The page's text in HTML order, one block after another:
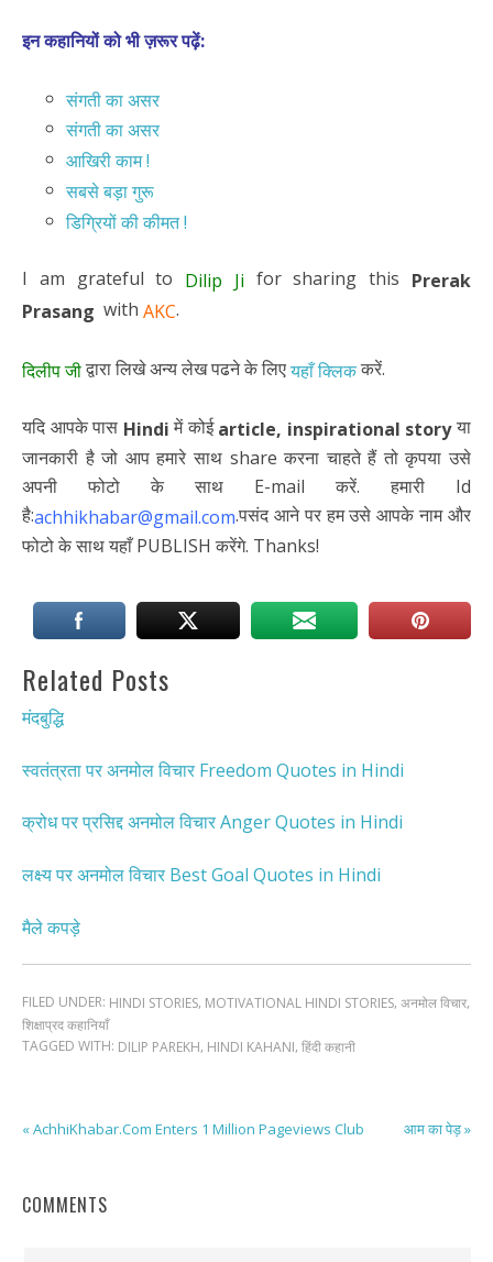
इन कहानियों को भी ज़रूर पढ़ें:
संगती का असर
संगती का असर
आखिरी काम !
सबसे बड़ा गुरू
डिग्रियों की कीमत !
I am grateful to Dilip Ji for sharing this Prerak
Prasang with AKC.
दिलीप जीद्वारा लिखे अन्य लेख पढने के लिएयहाँ क्लिककरें.
यदि आपके पास Hindiमें कोईarticle, inspirational storyया
जानकारी है जो आप हमारे साथ share करना चाहते हैं तो कृपया उसे
अपनी फोटो के साथ E-mail करें. हमारी Id
है:achhikhabar@gmail.com.पसंद आने पर हम उसे आपके नाम और
फोटो के साथ यहाँ PUBLISH करेंगे. Thanks!
Related Posts
मंदबुद्धि
स्वतंत्रता पर अनमोल विचार Freedom Quotes in Hindi
क्रोध पर प्रसिद्द अनमोल विचार Anger Quotes in Hindi
लक्ष्य पर अनमोल विचार Best Goal Quotes in Hindi
मैले कपड़े
FILED UNDER: HINDI STORIES, MOTIVATIONAL HINDI STORIES, अनमोल विचार,
शिक्षाप्रद कहानियाँ
TAGGED WITH: DILIP PAREKH, HINDI KAHANI, हिंदी कहानी
« AchhiKhabar.Com Enters 1 Million Pageviews Club आम का पेड़ »
COMMENTS